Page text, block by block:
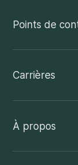
Points de
Carrières
À propos